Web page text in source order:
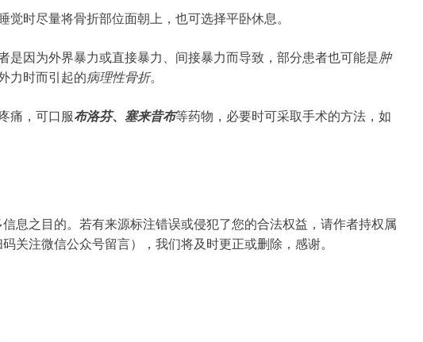
觉时尽量将骨折部位面朝上，也可选择平卧休息。
是因为外界暴力或直接暴力、间接暴力而导致，部分患者也可能是肿
力时而引起的病理性骨折。
痛，可口服布洛芬、 塞来昔布等药物，必要时可采取手术的方法，如
息之目的。若有来源标注错误或侵犯了您的合法权益，请作者持权属
关注微信公众号留言），我们将及时更正或删除，感谢。